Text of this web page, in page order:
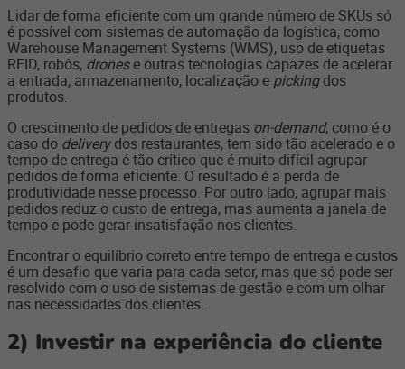
Lidar de forma eficiente com um grande número de SKUs só
é possível com sistemas de automação da logística, como
Warehouse Management Systems (WMS), uso de etiquetas
RFID, robôs, dronese outras tecnologias capazes de acelerar
a entrada, armazenamento, localização e pickingdos
produtos.
O crescimento de pedidos de entregas on-demand, como é o
caso do deliverydos restaurantes, tem sido tão acelerado e o
tempo de entrega é tão crítico que é muito difícil agrupar
pedidos de forma eficiente. O resultado é a perda de
produtividade nesse processo. Por outro lado, agrupar mais
pedidos reduz o custo de entrega, mas aumenta a janela de
tempo e pode gerar insatisfação nos clientes.
Encontrar o equilíbrio correto entre tempo de entrega e custos
é um desafio que varia para cada setor, mas que só pode ser
resolvido com o uso de sistemas de gestão e com um olhar
nas necessidades dos clientes.
2) Investir na experiência do cliente